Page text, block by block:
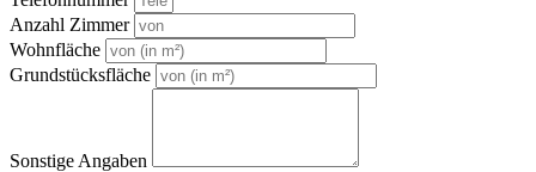
Anzahl Zimmer
Wohnfläche
Grundstücksfläche
Sonstige Angaben